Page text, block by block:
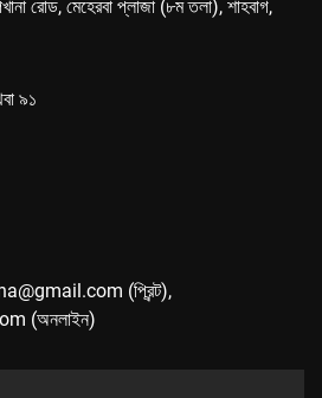
রোড, মেহেরবা প্লাজা (৮ম তলা), শাহবাগ,
৯১
(প্রিন্ট),
(অনলাইন)